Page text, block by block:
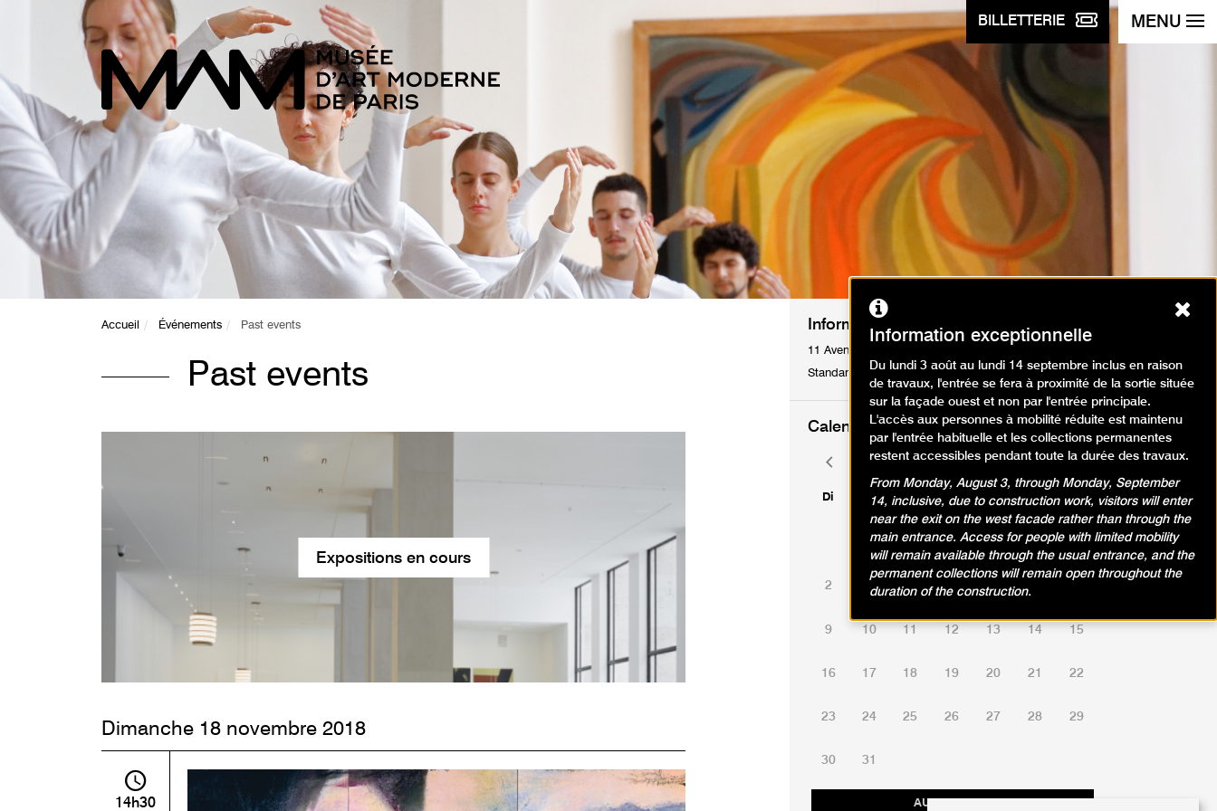
BILLETTERIE MENU
Accueil Événements Past events
Past events
Expositions en cours
Dimanche 18 novembre 2018
14h30
Informations pratiques
11 Avenue du Président Wilson 75116 Paris
Standard : Tél. +33 1 53 67 40 00
Calendrier des événements
août 2026
Di Lu Ma Me Je Ve Sa
AUJOURD'HUI
1
2 4 5 6
9 10 11 12 13 14 15
16 17 18 19 20 21 22
23 24 25 26 27 28 29
30 31
Mois
précédent
Mois
suivant
Information exceptionnelle
Du lundi 3 août au lundi 14 septembre inclus en raison
de travaux, l'entrée se fera à proximité de la sortie située
sur la façade ouest et non par l'entrée principale.
L'accès aux personnes à mobilité réduite est maintenu
par l'entrée habituelle et les collections permanentes
restent accessibles pendant toute la durée des travaux.
From Monday, August 3, through Monday, September
14, inclusive, due to construction work, visitors will enter
near the exit on the west facade rather than through the
main entrance. Access for people with limited mobility
will remain available through the usual entrance, and the
permanent collections will remain open throughout the
duration of the construction.